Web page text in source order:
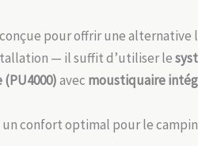
pour offrir une alternative
— il suffit d’utiliser le
avec moustiquaire
confort optimal pour le